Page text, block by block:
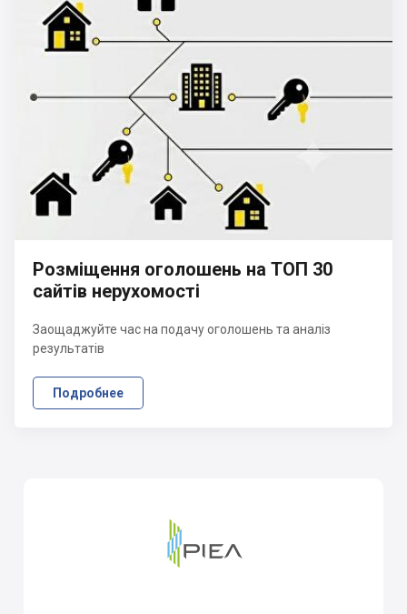
Розміщення оголошень на ТОП 30
сайтів нерухомості
Заощаджуйте час на подачу оголошень та аналіз
результатів
Подробнее